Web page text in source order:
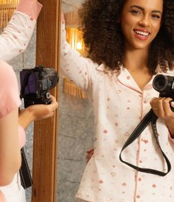
INÍCIO